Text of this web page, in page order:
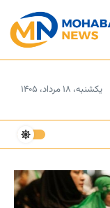
یکشنبه، ۱۸ مرداد، ۱۴۰۵